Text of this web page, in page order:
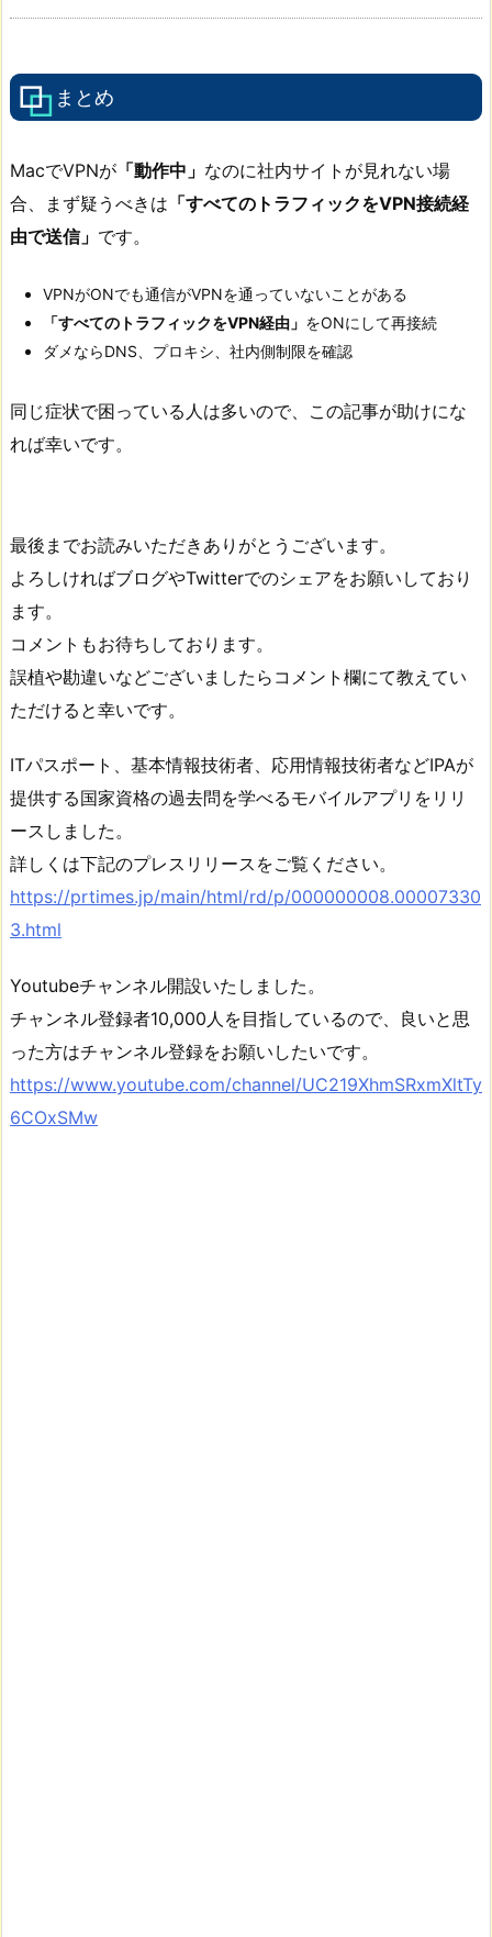
まとめ
MacでVPNが 「動作中」 なのに社内サイトが見れない場
合、まず疑うべきは 「すべてのトラフィックをVPN接続経
由で送信」 です。
VPNがONでも通信がVPNを通っていないことがある
「すべてのトラフィックをVPN経由」 をONにして再接続
ダメならDNS、プロキシ、社内側制限を確認
同じ症状で困っている人は多いので、この記事が助けにな
れば幸いです。
最後までお読みいただきありがとうございます。
よろしければブログやTwitterでのシェアをお願いしており
ます。
コメントもお待ちしております。
誤植や勘違いなどございましたらコメント欄にて教えてい
ただけると幸いです。
ITパスポート、基本情報技術者、応用情報技術者などIPAが
提供する国家資格の過去問を学べるモバイルアプリをリリ
ースしました。
詳しくは下記のプレスリリースをご覧ください。
https://prtimes.jp/main/html/rd/p/000000008.00007330
3.html
Youtubeチャンネル開設いたしました。
チャンネル登録者10,000人を目指しているので、良いと思
った方はチャンネル登録をお願いしたいです。
https://www.youtube.com/channel/UC219XhmSRxmXltTy
6COxSMw